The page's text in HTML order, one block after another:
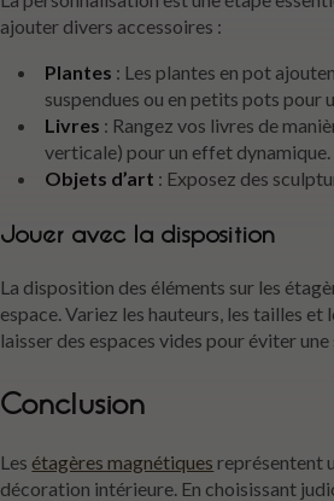
ajouter divers accessoires :
Plantes : Les plantes en pot
suspendues ou en petits pots pour
Livres : Rangez vos livres de
verticale) pour un effet dynamique.
Objets d’art : Exposez des
Jouer avec la disposition
La disposition des éléments sur les
espace. Variez les hauteurs, les tailles
laisser des espaces vides pour éviter
Conclusion
Les étagères magnétiques représentent
décoration intérieure. En choisissant